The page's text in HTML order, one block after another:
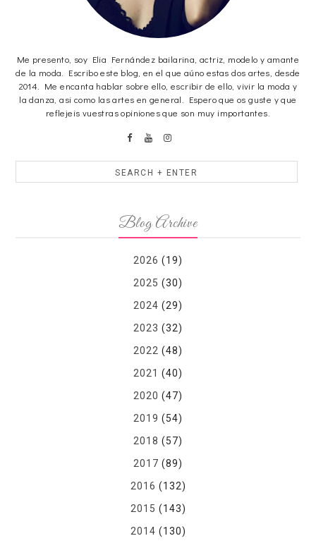
Me presento, soy Elia Fernández bailarina, actriz, modelo y amante
de la moda. Escribo este blog, en el que aúno estas dos artes, desde
2014. Me encanta hablar sobre ello, escribir de ello, vivir la moda y
la danza, asi como las artes en general. Espero que os guste y que
reflejeis vuestras opiniones que son muy importantes.
Blog Archive
2026 (19)
2025 (30)
2024 (29)
2023 (32)
2022 (48)
2021 (40)
2020 (47)
2019 (54)
2018 (57)
2017 (89)
2016 (132)
2015 (143)
2014 (130)